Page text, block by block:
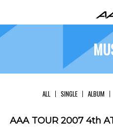
ALL SINGLE ALBUM
AAA TOUR 2007 4th